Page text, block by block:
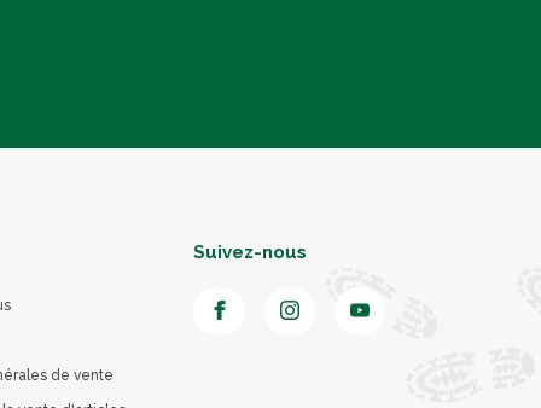
de vente
Suivez-nous